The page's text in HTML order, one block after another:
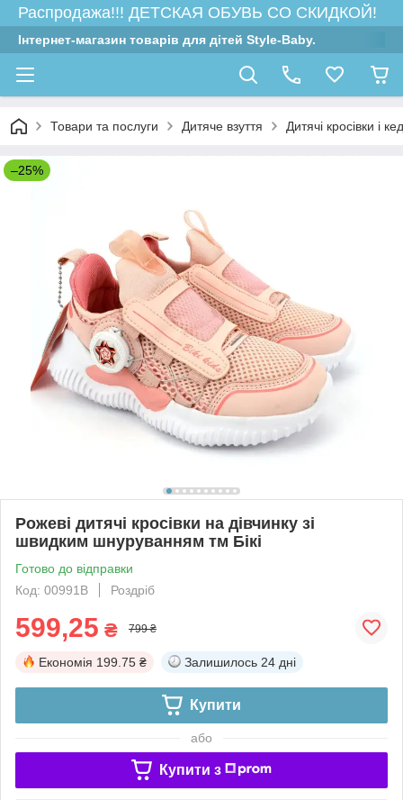
Распродажа!!! ДЕТСКАЯ ОБУВЬ СО СКИДКОЙ!
Інтернет-магазин товарів для дітей Style-Baby.
Товари та послуги Дитяче взуття Дитячі кросівки і
–25%
Рожеві дитячі кросівки на дівчинку зі
швидким шнуруванням тм Бікі
Готово до відправки
Код: 00991B
Роздріб
599,25 ₴ 799 ₴
Економія 199.75 ₴ Залишилось 24 дні
Купити
або
Купити з